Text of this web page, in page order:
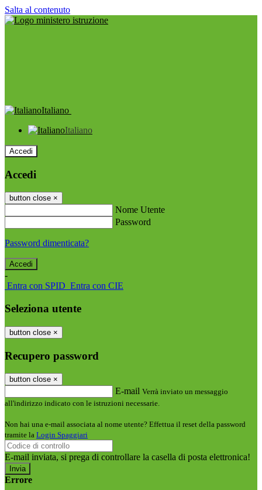
Salta al contenuto
Italiano
Italiano
Accedi
Accedi
button close ×
Nome Utente
Password
Password dimenticata?
-
Entra con SPID Entra con CIE
Seleziona utente
button close ×
Recupero password
button close ×
E-mail Verrà inviato un messaggio
all'indirizzo indicato con le istruzioni necessarie.
Non hai una e-mail associata al nome utente? Effettua il reset della password
tramite la Login Spaggiari
E-mail inviata, si prega di controllare la casella di posta elettronica!
Errore